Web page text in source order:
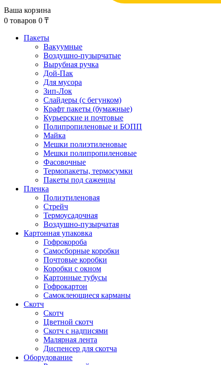
Ваша корзина
0 товаров 0 ₸
Пакеты
Вакуумные
Воздушно-пузырчатые
Вырубная ручка
Дой-Пак
Для мусора
Зип-Лок
Слайдеры (с бегунком)
Крафт пакеты (бумажные)
Курьерские и почтовые
Полипропиленовые и БОПП
Майка
Мешки полиэтиленовые
Мешки полипропиленовые
Фасовочные
Термопакеты, термосумки
Пакеты под саженцы
Пленка
Полиэтиленовая
Стрейч
Термоусадочная
Воздушно-пузырчатая
Картонная упаковка
Гофрокороба
Самосборные коробки
Почтовые коробки
Коробки с окном
Картонные тубусы
Гофрокартон
Самоклеющиеся карманы
Скотч
Скотч
Цветной скотч
Скотч с надписями
Малярная лента
Диспенсер для скотча
Оборудование